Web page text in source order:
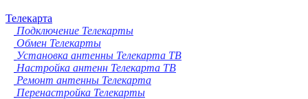
Телекарта
Подключение Телекарты
Обмен Телекарты
Установка антенны Телекарта ТВ
Настройка антенн Телекарта ТВ
Ремонт антенны Телекарта
Перенастройка Телекарты